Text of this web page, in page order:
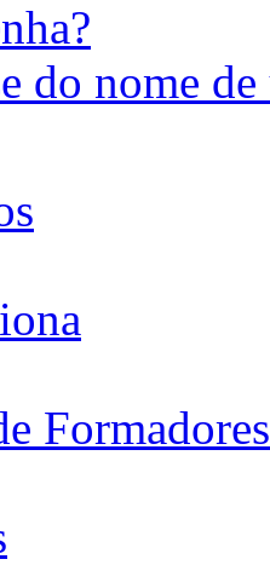
do nome
Formadores